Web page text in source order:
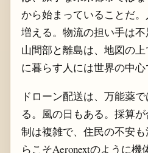
から始まっていることだ
増える。物流の担い手は不
山間部と離島は、地図の
に暮らす人には世界の中心
ドローン配送は、万能薬
る。風の日もある。採算
制は複雑で、住民の不安
らこそAeronextのように